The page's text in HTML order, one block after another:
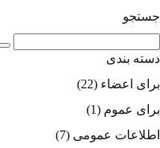
جستجو
دسته بندی
برای اعضاء (22)
برای عموم (1)
اطلاعات عمومی (7)